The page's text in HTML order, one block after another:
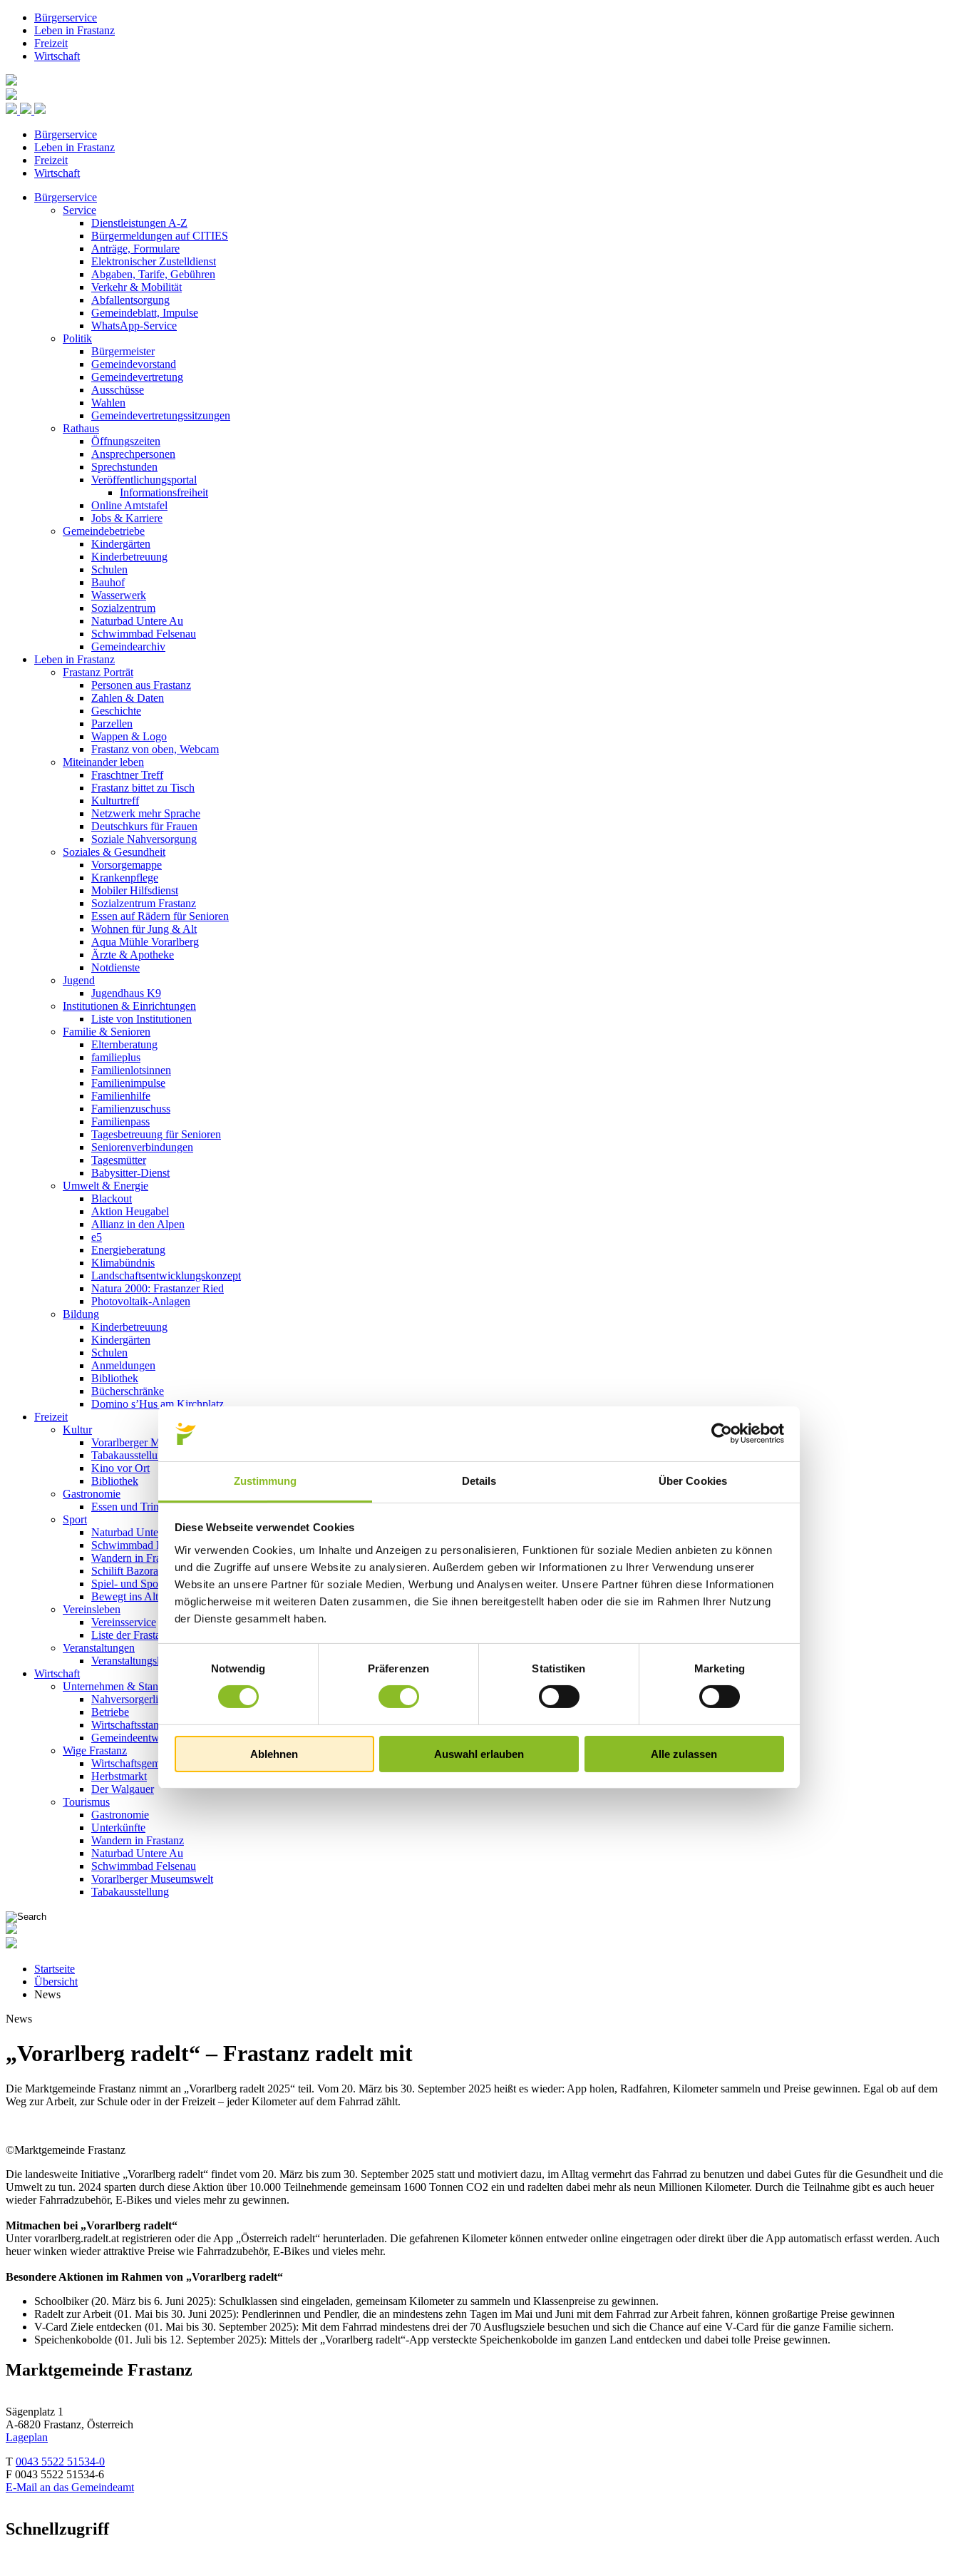
Zustimmung Details Über Cookies
Diese Webseite verwendet Cookies
Wir verwenden Cookies, um Inhalte und Anzeigen zu personalisieren, Funktionen für soziale Medien anbieten zu können
und die Zugriffe auf unsere Website zu analysieren. Außerdem geben wir Informationen zu Ihrer Verwendung unserer
Website an unsere Partner für soziale Medien, Werbung und Analysen weiter. Unsere Partner führen diese Informationen
möglicherweise mit weiteren Daten zusammen, die Sie ihnen bereitgestellt haben oder die sie im Rahmen Ihrer Nutzung
der Dienste gesammelt haben.
Notwendig
Präferenzen Statistiken Marketing
Ablehnen Auswahl erlauben Alle zulassen
Bürgerservice
Leben in Frastanz
Freizeit
Wirtschaft
Bürgerservice
Leben in Frastanz
Freizeit
Wirtschaft
Bürgerservice
Service
Dienstleistungen A-Z
Bürgermeldungen auf CITIES
Anträge, Formulare
Elektronischer Zustelldienst
Abgaben, Tarife, Gebühren
Verkehr & Mobilität
Abfallentsorgung
Gemeindeblatt, Impulse
WhatsApp-Service
Politik
Bürgermeister
Gemeindevorstand
Gemeindevertretung
Ausschüsse
Wahlen
Gemeindevertretungssitzungen
Rathaus
Öffnungszeiten
Ansprechpersonen
Sprechstunden
Veröffentlichungsportal
Informationsfreiheit
Online Amtstafel
Jobs & Karriere
Gemeindebetriebe
Kindergärten
Kinderbetreuung
Schulen
Bauhof
Wasserwerk
Sozialzentrum
Naturbad Untere Au
Schwimmbad Felsenau
Gemeindearchiv
Leben in Frastanz
Frastanz Porträt
Personen aus Frastanz
Zahlen & Daten
Geschichte
Parzellen
Wappen & Logo
Frastanz von oben, Webcam
Miteinander leben
Fraschtner Treff
Frastanz bittet zu Tisch
Kulturtreff
Netzwerk mehr Sprache
Deutschkurs für Frauen
Soziale Nahversorgung
Soziales & Gesundheit
Vorsorgemappe
Krankenpflege
Mobiler Hilfsdienst
Sozialzentrum Frastanz
Essen auf Rädern für Senioren
Wohnen für Jung & Alt
Aqua Mühle Vorarlberg
Ärzte & Apotheke
Notdienste
Jugend
Jugendhaus K9
Institutionen & Einrichtungen
Liste von Institutionen
Familie & Senioren
Elternberatung
familieplus
Familienlotsinnen
Familienimpulse
Familienhilfe
Familienzuschuss
Familienpass
Tagesbetreuung für Senioren
Seniorenverbindungen
Tagesmütter
Babysitter-Dienst
Umwelt & Energie
Blackout
Aktion Heugabel
Allianz in den Alpen
e5
Energieberatung
Klimabündnis
Landschaftsentwicklungskonzept
Natura 2000: Frastanzer Ried
Photovoltaik-Anlagen
Bildung
Kinderbetreuung
Kindergärten
Schulen
Anmeldungen
Bibliothek
Bücherschränke
Domino s’Hus am Kirchplatz
Freizeit
Kultur
Vorarlberger Museumswelt
Tabakausstellung
Kino vor Ort
Bibliothek
Gastronomie
Essen und Trinken in Frastanz
Sport
Naturbad Untere Au
Schwimmbad Felsenau
Wandern in Frastanz
Schilift Bazora
Spiel- und Sportstätten
Bewegt ins Alter
Vereinsleben
Vereinsservice
Liste der Frastanzer Vereine
Veranstaltungen
Veranstaltungskalender
Wirtschaft
Unternehmen & Standort
Nahversorgerliste
Betriebe
Wirtschaftsstandort Frastanz
Gemeindeentwicklung
Wige Frastanz
Wirtschaftsgemeinschaft
Herbstmarkt
Der Walgauer
Tourismus
Gastronomie
Unterkünfte
Wandern in Frastanz
Naturbad Untere Au
Schwimmbad Felsenau
Vorarlberger Museumswelt
Tabakausstellung
Startseite
Übersicht
News
News
„Vorarlberg radelt“ – Frastanz radelt mit
Die Marktgemeinde Frastanz nimmt an „Vorarlberg radelt 2025“ teil. Vom 20. März bis 30. September 2025 heißt es wieder: App holen, Radfahren, Kilometer sammeln und Preise gewinnen. Egal ob auf dem
Weg zur Arbeit, zur Schule oder in der Freizeit – jeder Kilometer auf dem Fahrrad zählt.
©Marktgemeinde Frastanz
Die landesweite Initiative „Vorarlberg radelt“ findet vom 20. März bis zum 30. September 2025 statt und motiviert dazu, im Alltag vermehrt das Fahrrad zu benutzen und dabei Gutes für die Gesundheit und die
Umwelt zu tun. 2024 sparten durch diese Aktion über 10.000 Teilnehmende gemeinsam 1600 Tonnen CO2 ein und radelten dabei mehr als neun Millionen Kilometer. Durch die Teilnahme gibt es auch heuer
wieder Fahrradzubehör, E-Bikes und vieles mehr zu gewinnen.
Mitmachen bei „Vorarlberg radelt“
Unter vorarlberg.radelt.at registrieren oder die App „Österreich radelt“ herunterladen. Die gefahrenen Kilometer können entweder online eingetragen oder direkt über die App automatisch erfasst werden. Auch
heuer winken wieder attraktive Preise wie Fahrradzubehör, E-Bikes und vieles mehr.
Besondere Aktionen im Rahmen von „Vorarlberg radelt“
Schoolbiker (20. März bis 6. Juni 2025): Schulklassen sind eingeladen, gemeinsam Kilometer zu sammeln und Klassenpreise zu gewinnen.
Radelt zur Arbeit (01. Mai bis 30. Juni 2025): Pendlerinnen und Pendler, die an mindestens zehn Tagen im Mai und Juni mit dem Fahrrad zur Arbeit fahren, können großartige Preise gewinnen
V-Card Ziele entdecken (01. Mai bis 30. September 2025): Mit dem Fahrrad mindestens drei der 70 Ausflugsziele besuchen und sich die Chance auf eine V-Card für die ganze Familie sichern.
Speichenkobolde (01. Juli bis 12. September 2025): Mittels der „Vorarlberg radelt“-App versteckte Speichenkobolde im ganzen Land entdecken und dabei tolle Preise gewinnen.
Marktgemeinde Frastanz
Sägenplatz 1
A-6820 Frastanz, Österreich
Lageplan
T 0043 5522 51534-0
F 0043 5522 51534-6
E-Mail an das Gemeindeamt
Schnellzugriff